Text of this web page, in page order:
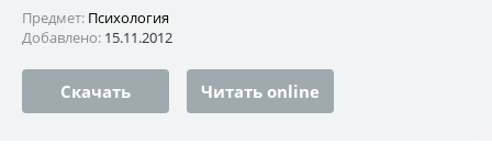
Предмет: Психология
Добавлено: 15.11.2012
Скачать Читать online